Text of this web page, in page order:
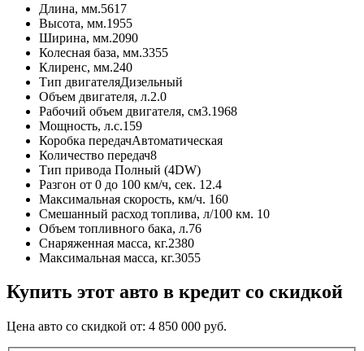
Длина, мм.5617
Высота, мм.1955
Ширина, мм.2090
Колесная база, мм.3355
Клиренс, мм.240
Тип двигателяДизельный
Объем двигателя, л.2.0
Рабочий объем двигателя, см3.1968
Мощность, л.с.159
Коробка передачАвтоматическая
Количество передач8
Тип привода Полный (4DW)
Разгон от 0 до 100 км/ч, сек. 12.4
Максимальная скорость, км/ч. 160
Смешанный расход топлива, л/100 км. 10
Объем топливного бака, л.76
Снаряженная масса, кг.2380
Максимальная масса, кг.3055
Купить этот авто в кредит со скидкой
Цена авто со скидкой от: 4 850 000 руб.